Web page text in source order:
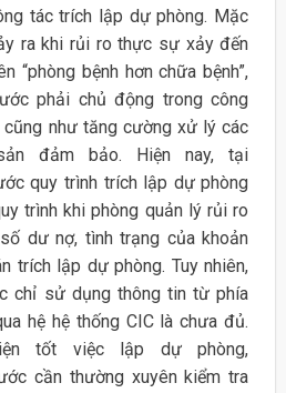
tác trích lập dự phòng. Mặc
ra khi rủi ro thực sự xảy đến
“phòng bệnh hơn chữa bệnh”,
phải chủ động trong công
như tăng cường xử lý các
đảm bảo. Hiện nay, tại
quy trình trích lập dự phòng
trình khi phòng quản lý rủi ro
dư nợ, tình trạng của khoản
trích lập dự phòng. Tuy nhiên,
chỉ sử dụng thông tin từ phía
hệ hệ thống CIC là chưa đủ.
tốt việc lập dự phòng,
cần thường xuyên kiểm tra